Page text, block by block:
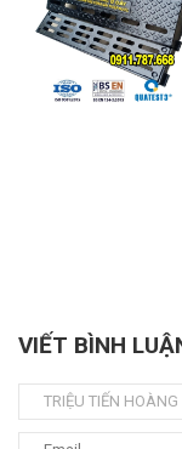
VIẾT BÌNH